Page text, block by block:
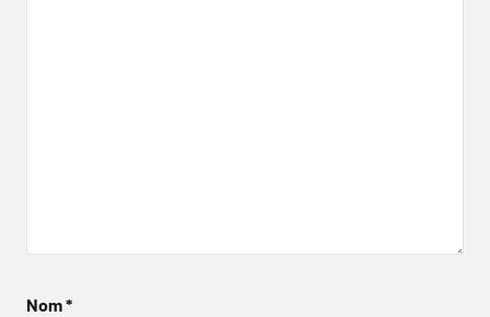
Nom*